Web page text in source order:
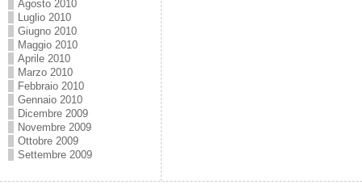
Agosto 2010
Luglio 2010
Giugno 2010
Maggio 2010
Aprile 2010
Marzo 2010
Febbraio 2010
Gennaio 2010
Dicembre 2009
Novembre 2009
Ottobre 2009
Settembre 2009